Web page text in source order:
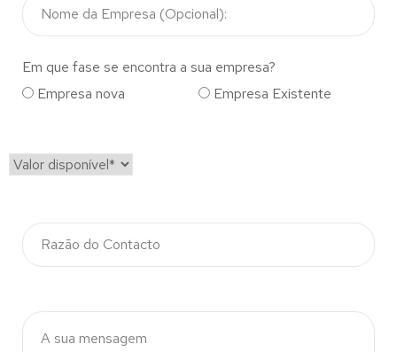
Em que fase se encontra a sua empresa?
Empresa nova
Empresa Existente